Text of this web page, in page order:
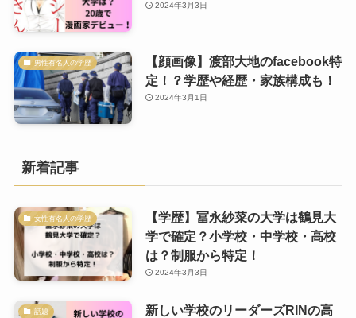
2024年3月3日
男性有名人の学歴
【顔画像】渡部大地のfacebook特
定！？学歴や経歴・家族構成も！
2024年3月1日
新着記事
女性有名人の学歴
【学歴】冨永紗菜の大学は鶴見大
学で確定？小学校・中学校・高校
は？制服から特定！
2024年3月3日
話題
新しい学校のリーダーズRINの高